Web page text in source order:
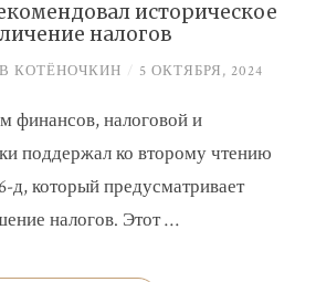
историческое
налогов
КОТЁНОЧКИН / 5 ОКТЯБРЯ, 2024
финансов, налоговой и
поддержал ко второму чтению
д, который предусматривает
налогов. Этот …